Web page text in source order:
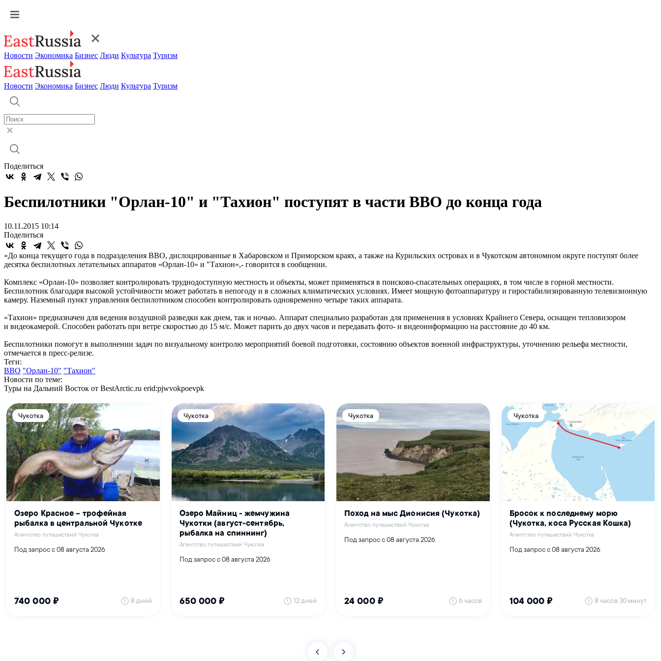
Новости Экономика Бизнес Люди Культура Туризм
Новости Экономика Бизнес Люди Культура Туризм
Поделиться
Беспилотники "Орлан-10" и "Тахион" поступят в части ВВО до конца года
10.11.2015 10:14
Поделиться
«До конца текущего года в подразделения ВВО, дислоцированные в Хабаровском и Приморском краях, а также на Курильских островах и в Чукотском автономном округе поступят более
десятка беспилотных летательных аппаратов «Орлан-10» и "Тахион«,- говорится в сообщении.
Комплекс «Орлан-10» позволяет контролировать труднодоступную местность и объекты, может применяться в поисково-спасательных операциях, в том числе в горной местности.
Беспилотник благодаря высокой устойчивости может работать в непогоду и в сложных климатических условиях. Имеет мощную фотоаппаратуру и гиростабилизированную телевизионную
камеру. Наземный пункт управления беспилотником способен контролировать одновременно четыре таких аппарата.
«Тахион» предназначен для ведения воздушной разведки как днем, так и ночью. Аппарат специально разработан для применения в условиях Крайнего Севера, оснащен тепловизором
и видеокамерой. Способен работать при ветре скоростью до 15 м/с. Может парить до двух часов и передавать фото- и видеоинформацию на расстояние до 40 км.
Беспилотники помогут в выполнении задач по визуальному контролю мероприятий боевой подготовки, состоянию объектов военной инфраструктуры, уточнению рельефа местности,
отмечается в пресс-релизе.
Теги:
ВВО "Орлан-10" "Тахион"
Новости по теме:
Туры на Дальний Восток от BestArctic.ru erid:pjwvokpoevpk